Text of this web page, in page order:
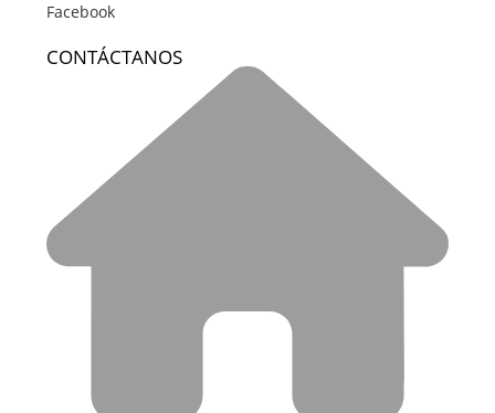
Facebook
CONTÁCTANOS